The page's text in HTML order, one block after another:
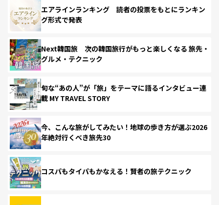
エアラインランキング 読者の投票をもとにランキン
グ形式で発表
Next韓国旅 次の韓国旅行がもっと楽しくなる 旅先・
グルメ・テクニック
旬な“あの人”が「旅」をテーマに語るインタビュー連
載 MY TRAVEL STORY
今、こんな旅がしてみたい！地球の歩き方が選ぶ2026
年絶対行くべき旅先30
コスパもタイパもかなえる！賢者の旅テクニック